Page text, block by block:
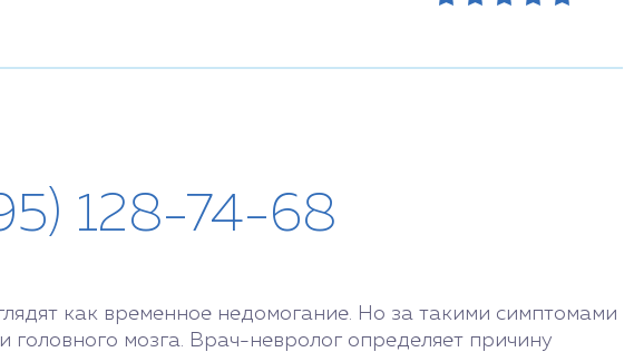
128-74-68
как временное недомогание. Но за такими симптомами
мозга. Врач-невролог определяет причину